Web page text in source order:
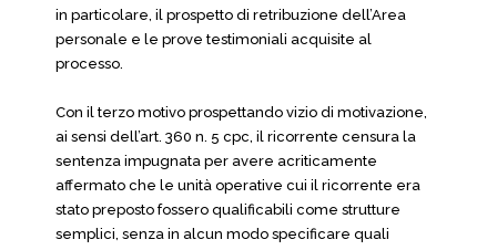
in particolare, il prospetto di retribuzione dell’Area
personale e le prove testimoniali acquisite al
processo.
Con il terzo motivo prospettando vizio di motivazione,
ai sensi dell’art. 360 n. 5 cpc, il ricorrente censura la
sentenza impugnata per avere acriticamente
affermato che le unità operative cui il ricorrente era
stato preposto fossero qualificabili come strutture
semplici, senza in alcun modo specificare quali